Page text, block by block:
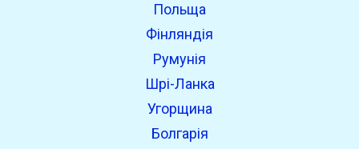
Польща
Фінляндія
Румунія
Шрі-Ланка
Угорщина
Болгарія